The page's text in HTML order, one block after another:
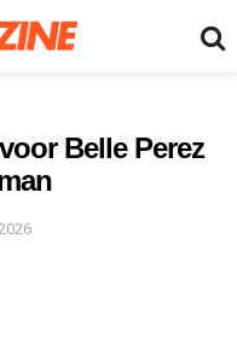
Belle Perez